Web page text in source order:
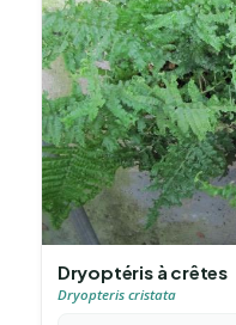
Dryoptéris à crêtes
Dryopteris cristata